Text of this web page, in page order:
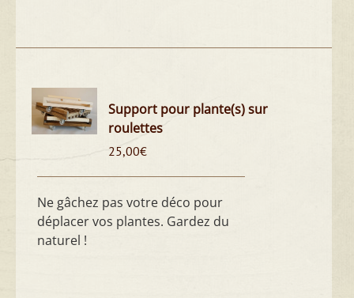
Support pour plante(s) sur
roulettes
25,00€
Ne gâchez pas votre déco pour
déplacer vos plantes. Gardez du
naturel !